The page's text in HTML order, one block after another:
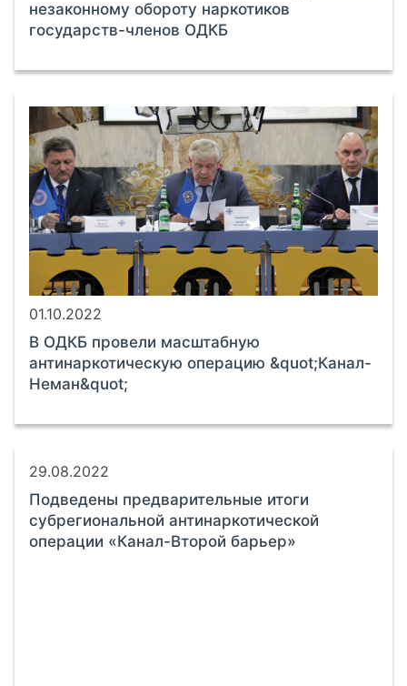
незаконному обороту наркотиков
государств-членов ОДКБ
01.10.2022
В ОДКБ провели масштабную
антинаркотическую операцию &quot;Канал-
Неман&quot;
29.08.2022
Подведены предварительные итоги
субрегиональной антинаркотической
операции «Канал-Второй барьер»